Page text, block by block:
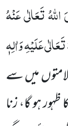
تَعَالٰی عَنْہُ
عَلَیْہِ وَاٰلِہٖ
میں سے
ہو گا، زنا